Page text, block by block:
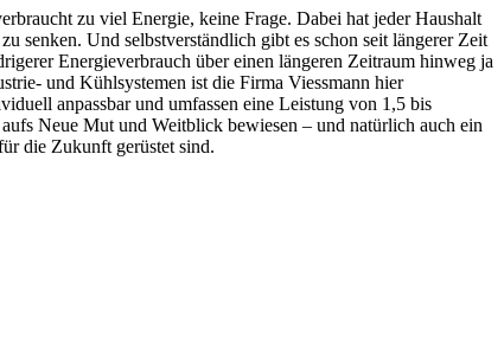
zu viel Energie, keine Frage. Dabei hat jeder Haushalt
senken. Und selbstverständlich gibt es schon seit längerer Zeit
Energieverbrauch über einen längeren Zeitraum hinweg ja
und Kühlsystemen ist die Firma Viessmann hier
anpassbar und umfassen eine Leistung von 1,5 bis
Neue Mut und Weitblick bewiesen – und natürlich auch ein
die Zukunft gerüstet sind.